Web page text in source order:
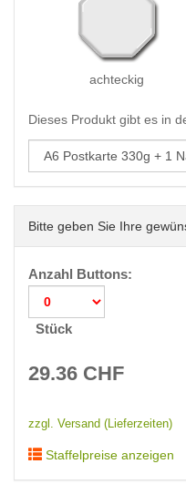
achteckig
Dieses Produkt gibt es in
Bitte geben Sie Ihre
Anzahl Buttons:
Stück
29.36 CHF
zzgl. Versand (Lieferzeiten)
Staffelpreise anzeigen